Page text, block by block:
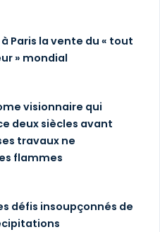
Paris la vente du « tout
» mondial
visionnaire qui
deux siècles avant
travaux ne
flammes
défis insoupçonnés de